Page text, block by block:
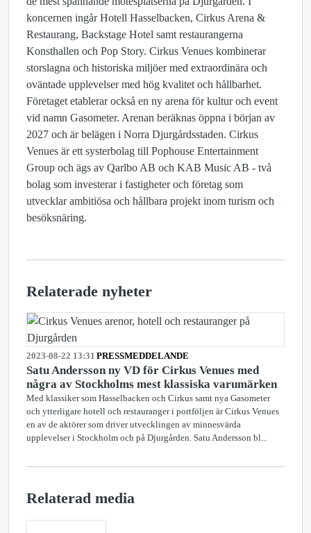
koncernen ingår Hotell Hasselbacken, Cirkus Arena &
Restaurang, Backstage Hotel samt restaurangerna
Konsthallen och Pop Story. Cirkus Venues kombinerar
storslagna och historiska miljöer med extraordinära och
oväntade upplevelser med hög kvalitet och hållbarhet.
Företaget etablerar också en ny arena för kultur och event
vid namn Gasometer. Arenan beräknas öppna i början av
2027 och är belägen i Norra Djurgårdsstaden. Cirkus
Venues är ett systerbolag till Pophouse Entertainment
Group och ägs av Qarlbo AB och KAB Music AB - två
bolag som investerar i fastigheter och företag som
utvecklar ambitiösa och hållbara projekt inom turism och
besöksnäring.
Relaterade nyheter
2023-08-22 13:31 PRESSMEDDELANDE
Satu Andersson ny VD för Cirkus Venues med
några av Stockholms mest klassiska varumärken
Med klassiker som Hasselbacken och Cirkus samt nya Gasometer
och ytterligare hotell och restauranger i portföljen är Cirkus Venues
en av de aktörer som driver utvecklingen av minnesvärda
upplevelser i Stockholm och på Djurgården. Satu Andersson bl...
Relaterad media